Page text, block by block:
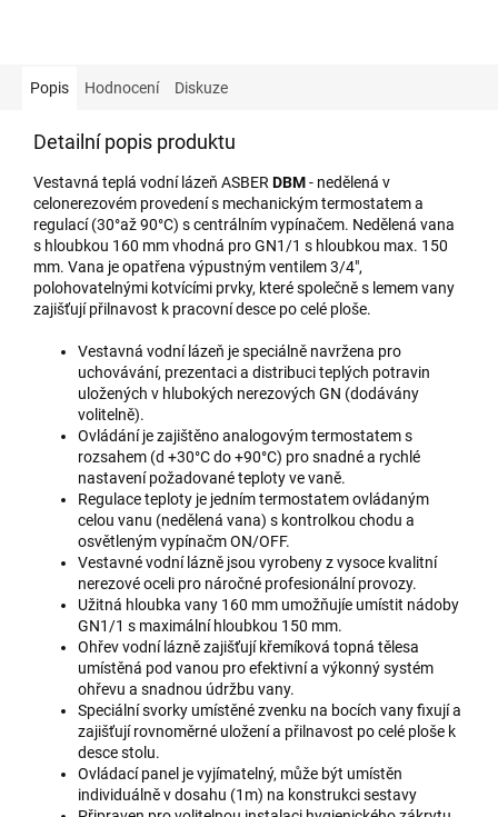
Popis Hodnocení Diskuze
Detailní popis produktu
Vestavná teplá vodní lázeň ASBER DBM- nedělená v
celonerezovém provedení s mechanickým termostatem a
regulací (30°až 90°C) s centrálním vypínačem. Nedělená vana
s hloubkou 160 mm vhodná pro GN1/1 s hloubkou max. 150
mm. Vana je opatřena výpustným ventilem 3/4",
polohovatelnými kotvícími prvky, které společně s lemem vany
zajišťují přilnavost k pracovní desce po celé ploše.
Vestavná vodní lázeň je speciálně navržena pro
uchovávání, prezentaci a distribuci teplých potravin
uložených v hlubokých nerezových GN (dodávány
volitelně).
Ovládání je zajištěno analogovým termostatem s
rozsahem (d +30°C do +90°C) pro snadné a rychlé
nastavení požadované teploty ve vaně.
Regulace teploty je jedním termostatem ovládaným
celou vanu (nedělená vana) s kontrolkou chodu a
osvětleným vypínačm ON/OFF.
Vestavné vodní lázně jsou vyrobeny z vysoce kvalitní
nerezové oceli pro náročné profesionální provozy.
Užitná hloubka vany 160 mm umožňujíe umístit nádoby
GN1/1 s maximální hloubkou 150 mm.
Ohřev vodní lázně zajišťují křemíková topná tělesa
umístěná pod vanou pro efektivní a výkonný systém
ohřevu a snadnou údržbu vany.
Speciální svorky umístěné zvenku na bocích vany fixují a
zajišťují rovnoměrné uložení a přilnavost po celé ploše k
desce stolu.
Ovládací panel je vyjímatelný, může být umístěn
individuálně v dosahu (1m) na konstrukci sestavy